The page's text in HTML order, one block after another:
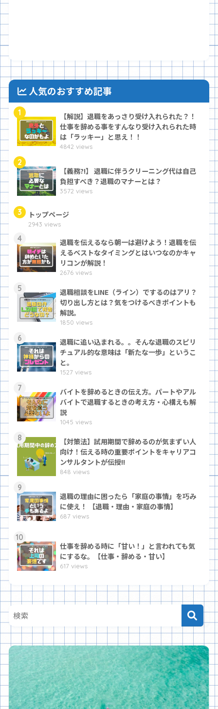
人気のおすすめ記事
1
【解説】退職をあっさり受け入れられた？！
仕事を辞める事をすんなり受け入れられた時
は「ラッキー」と思え！！
4842 views
2
【義務?!】 退職に伴うクリーニング代は自己
負担すべき？退職のマナーとは？
3572 views
3 トップページ
2943 views
4
退職を伝えるなら朝一は避けよう！退職を伝
えるベストなタイミングとはいつなのかキャ
リコンが解説！
2676 views
5
退職相談をLINE（ライン）でするのはアリ？
切り出し方とは？気をつけるべきポイントも
解説。
1850 views
6
退職に追い込まれる。。そんな退職のスピリ
チュアル的な意味は「新たな一歩」というこ
と。
1527 views
7
バイトを辞めるときの伝え方。パートやアル
バイトで退職するときの考え方・心構えも解
説
1045 views
8
【対策法】試用期間で辞めるのが気まずい人
向け！伝える時の重要ポイントをキャリアコ
ンサルタントが伝授!!
848 views
9
退職の理由に困ったら「家庭の事情」を巧み
に使え！ 【退職・理由・家庭の事情】
687 views
10
仕事を辞める時に「甘い！」と言われても気
にするな。【仕事・辞める・甘い】
617 views